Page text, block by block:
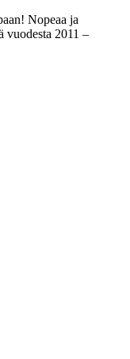
Nopeaa ja
vuodesta 2011 –